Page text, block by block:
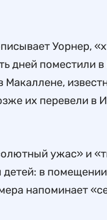
Уорнер,
дней поместили
их перевели в
ужас» и
в
напоминает